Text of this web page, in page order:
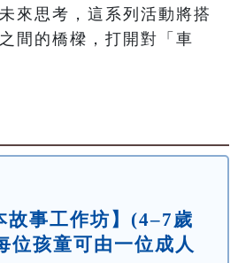
來思考，這系列活動將搭
間的橋樑，打開對「車
事工作坊】(4–7歲
位孩童可由一位成人